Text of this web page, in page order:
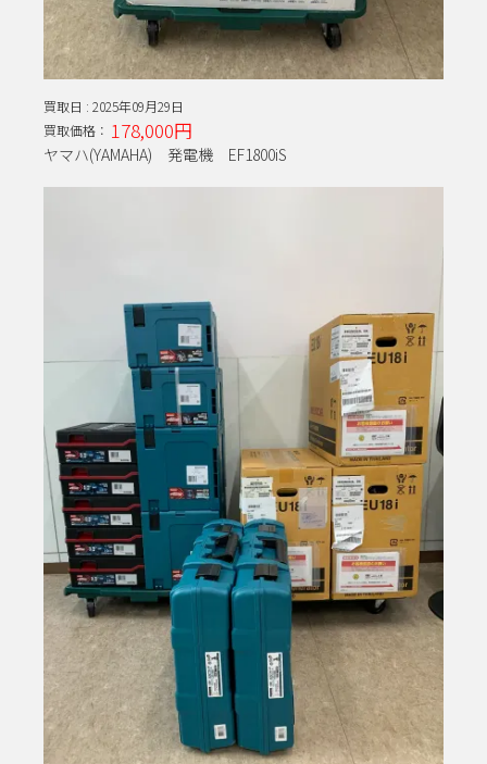
買取日 : 2025年09月29日
買取価格： 178,000円
ヤマハ(YAMAHA) 発電機 EF1800iS